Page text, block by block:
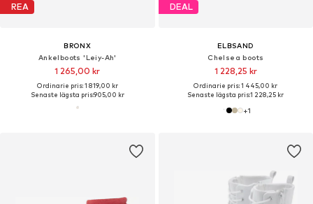
REA
BRONX
Ankelboots 'Leiy-Ah'
1 265,00 kr
Ordinarie pris: 1 819,00 kr
Senaste lägsta pris:905,00 kr
DEAL
ELBSAND
Chelsea boots
1 228,25 kr
Ordinarie pris: 1 445,00 kr
Senaste lägsta pris:1 228,25 kr
+1